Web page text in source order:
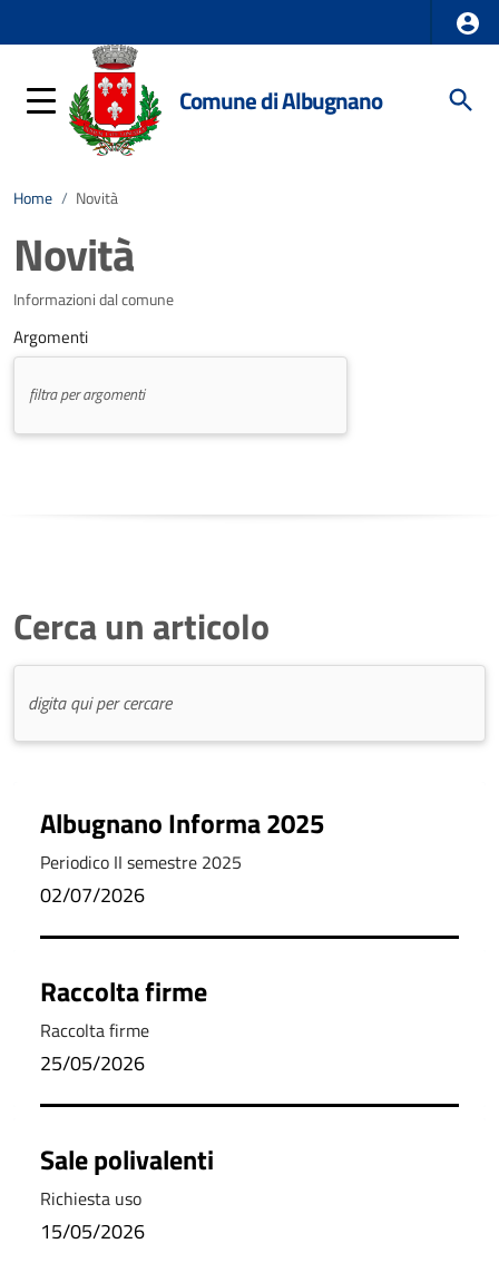
Comune di Albugnano
Home / Novità
Novità
Informazioni dal comune
Argomenti
Cerca un articolo
Albugnano Informa 2025
Periodico II semestre 2025
02/07/2026
Raccolta firme
Raccolta firme
25/05/2026
Sale polivalenti
Richiesta uso
15/05/2026